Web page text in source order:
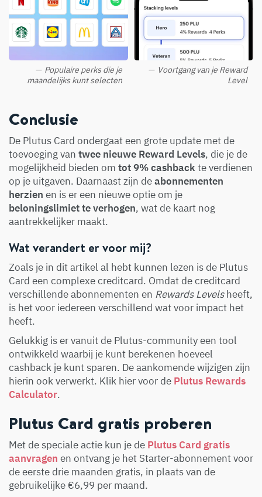
Populaire perks die je
maandelijks kunt selecten
Voortgang van je Reward
Level
Conclusie
De Plutus Card ondergaat een grote update met de
toevoeging van twee nieuwe Reward Levels, die je de
mogelijkheid bieden om tot 9% cashbackte verdienen
op je uitgaven. Daarnaast zijn deabonnementen
herzien en is er een nieuwe optie om je
beloningslimiet te verhogen, wat de kaart nog
aantrekkelijker maakt.
Wat verandert er voor mij?
Zoals je in dit artikel al hebt kunnen lezen is de Plutus
Card een complexe creditcard. Omdat de creditcard
verschillende abonnementen en Rewards Levelsheeft,
is het voor iedereen verschillend wat voor impact het
heeft.
Gelukkig is er vanuit de Plutus-community een tool
ontwikkeld waarbij je kunt berekenen hoeveel
cashback je kunt sparen. De aankomende wijzigen zijn
hierin ook verwerkt. Klik hier voor de Plutus Rewards
Calculator.
Plutus Card gratis proberen
Met de speciale actie kun je de Plutus Card gratis
aanvragen en ontvang je het Starter-abonnement voor
de eerste drie maanden gratis, in plaats van de
gebruikelijke €6,99 per maand.